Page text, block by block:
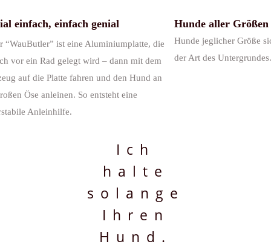
einfach, einfach genial
“WauButler” ist eine Aluminiumplatte, die
vor ein Rad gelegt wird – dann mit dem
auf die Platte fahren und den Hund an
Öse anleinen. So entsteht eine
Anleinhilfe.
Hunde aller Größen
Hunde jeglicher Größe
der Art des
Ich
halte
solange
Ihren
Hund.